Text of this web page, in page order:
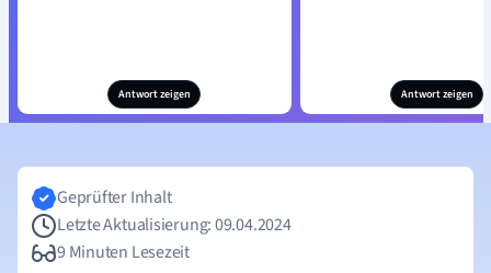
Antwort zeigen Antwort zeigen
Geprüfter Inhalt
Letzte Aktualisierung: 09.04.2024
9 Minuten Lesezeit